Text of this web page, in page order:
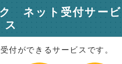
ネット受付サービ
ス
付ができるサービスです。